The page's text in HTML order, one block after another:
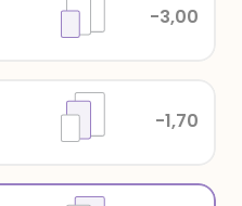
-1,70
-3,00